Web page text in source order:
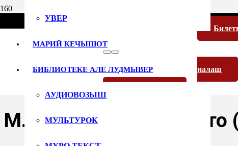
налаш
УВЕР
МАРИЙ КЕЧЫШОТ
БИБЛИОТЕКЕ АЛЕ ЛУДМЫВЕР
АУДИОВОЗЫШ
МУЛЬТУРОК
М.Шкетан — Корнышто